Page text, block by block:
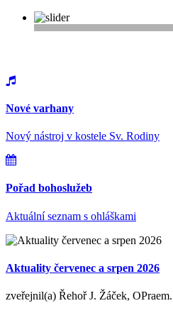
Nové varhany
Nový nástroj v kostele Sv. Rodiny
Pořad bohoslužeb
Aktuální seznam s ohláškami
Aktuality červenec a srpen 2026
zveřejnil(a) Řehoř J. Žáček, OPraem.